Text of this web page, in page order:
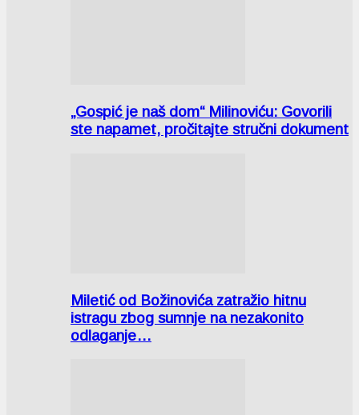
„Gospić je naš dom“ Milinoviću: Govorili
ste napamet, pročitajte stručni dokument
Miletić od Božinovića zatražio hitnu
istragu zbog sumnje na nezakonito
odlaganje…